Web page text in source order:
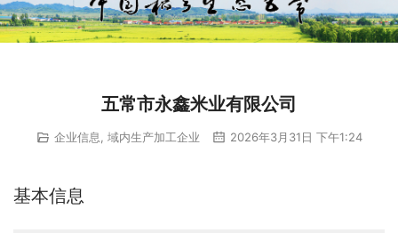
五常市永鑫米业有限公司
企业信息 域内生产加工企业 2026年3月31日 下午1:24
基本信息